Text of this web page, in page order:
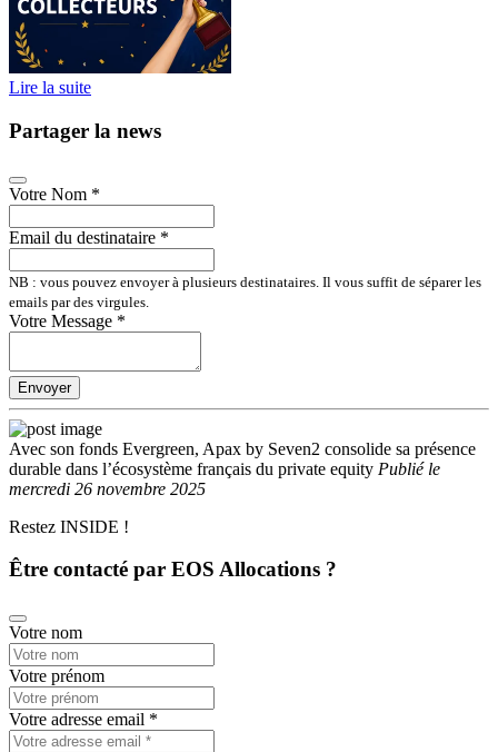
Lire la suite
Partager la news
Votre Nom *
Email du destinataire *
NB : vous pouvez envoyer à plusieurs destinataires. Il vous suffit de séparer les
emails par des virgules.
Votre Message *
Envoyer
Avec son fonds Evergreen, Apax by Seven2 consolide sa présence
durable dans l’écosystème français du private equity Publiéle
mercredi 26 novembre 2025
Restez INSIDE !
Être contacté par EOS Allocations ?
Votre nom
Votre prénom
Votre adresse email *